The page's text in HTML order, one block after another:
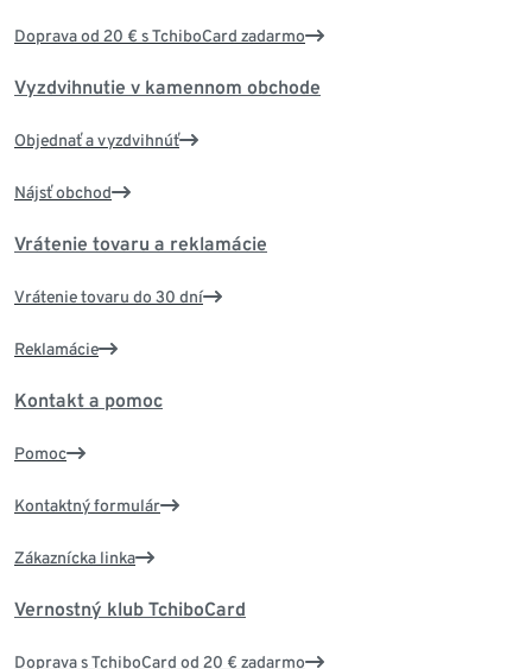
Doprava od 20 € s TchiboCard zadarmo
Vyzdvihnutie v kamennom obchode
Objednať a vyzdvihnúť
Nájsť obchod
Vrátenie tovaru a reklamácie
Vrátenie tovaru do 30 dní
Reklamácie
Kontakt a pomoc
Pomoc
Kontaktný formulár
Zákaznícka linka
Vernostný klub TchiboCard
Doprava s TchiboCard od 20 € zadarmo